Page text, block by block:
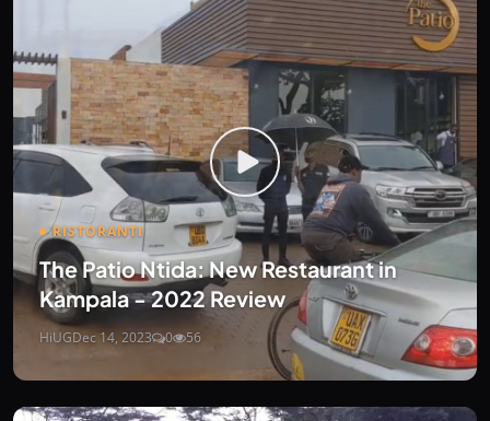
RISTORANTI
The Patio Ntida: New Restaurant in
Kampala - 2022 Review
HiUGDec 14, 2023 0 56